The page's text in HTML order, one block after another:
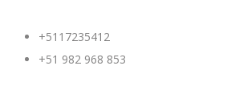
+5117235412
+51 982 968 853